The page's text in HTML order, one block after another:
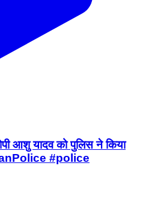
आशु यादव को पुलिस ने किया
#police